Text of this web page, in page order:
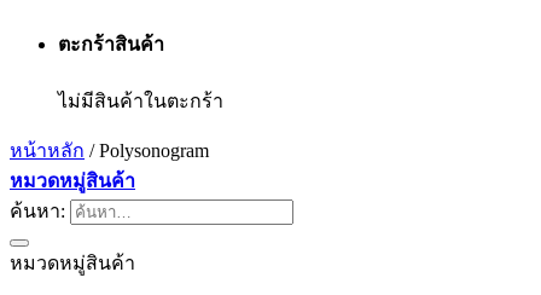
ตะกร้าสินค้า
ไม่มีสินค้าในตะกร้า
หน้าหลัก /Polysonogram
หมวดหมู่สินค้า
ค้นหา:
หมวดหมู่สินค้า